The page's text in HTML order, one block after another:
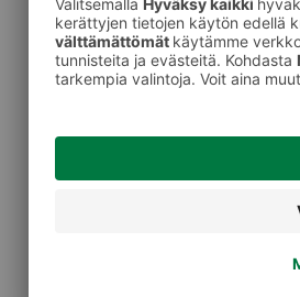
Palvelut
Ekopiste -